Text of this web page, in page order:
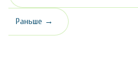
Раньше →